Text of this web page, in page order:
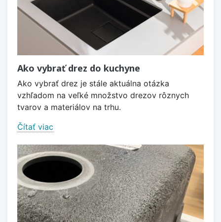
Ako vybrať drez do kuchyne
Ako vybrať drez je stále aktuálna otázka
vzhľadom na veľké množstvo drezov rôznych
tvarov a materiálov na trhu.
Čítať viac